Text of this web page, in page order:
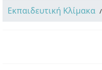
Εκπαιδευτική Κλίμακα